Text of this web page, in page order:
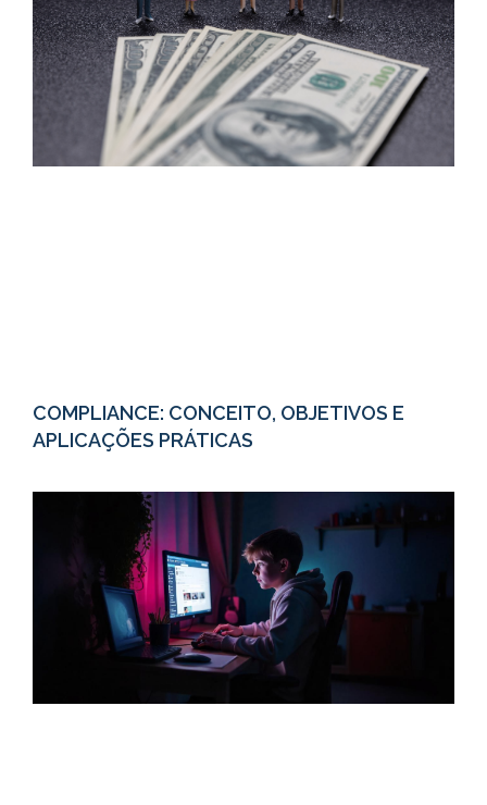
COMPLIANCE: CONCEITO, OBJETIVOS E
APLICAÇÕES PRÁTICAS